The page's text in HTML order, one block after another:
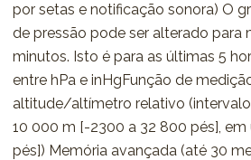
por setas e notificação sonora) O
de pressão pode ser alterado para
minutos. Isto é para as últimas 5
entre hPa e inHgFunção de
altitude/altímetro relativo
10 000 m [-2300 a 32 800 pés], em
pés]) Memória avançada (até 30